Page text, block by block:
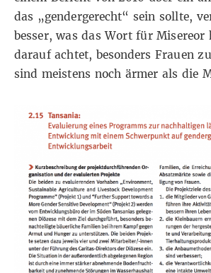
das „gendergerecht“ sein sollte,
besser, was das Wort für Misereor
darauf achtet, besonders Frauen
sind meistens noch ärmer als die